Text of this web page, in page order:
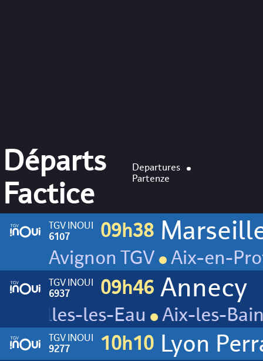
Départs
Factice
Departures
Partenze
TGV INOUI
6107
09h38
Marseille
Avignon TGV Aix-en-
TGV INOUI
6937
09h46
Annecy
les-Eau Aix-les-
TGV INOUI
9277
10h10 Lyon